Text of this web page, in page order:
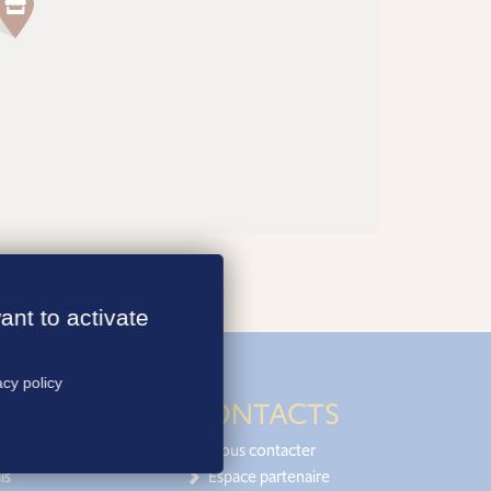
CONTACTS
Nous contacter
Espace partenaire
to activate
policy